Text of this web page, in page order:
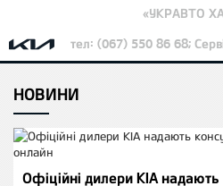
«УКРАВТО
тел: (067) 550 86 68;
НОВИНИ
Офіційні дилери KIA надають